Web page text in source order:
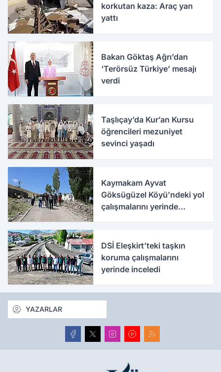
korkutan kaza: Araç yan
yattı
Bakan Göktaş Ağrı’dan
‘Terörsüz Türkiye’ mesajı
verdi
Taşlıçay’da Kur’an Kursu
öğrencileri mezuniyet
sevinci yaşadı
Kaymakam Ayvat
Göksügüzel Köyü’ndeki yol
çalışmalarını yerinde
DSİ Eleşkirt’teki taşkın
koruma çalışmalarını
yerinde inceledi
YAZARLAR